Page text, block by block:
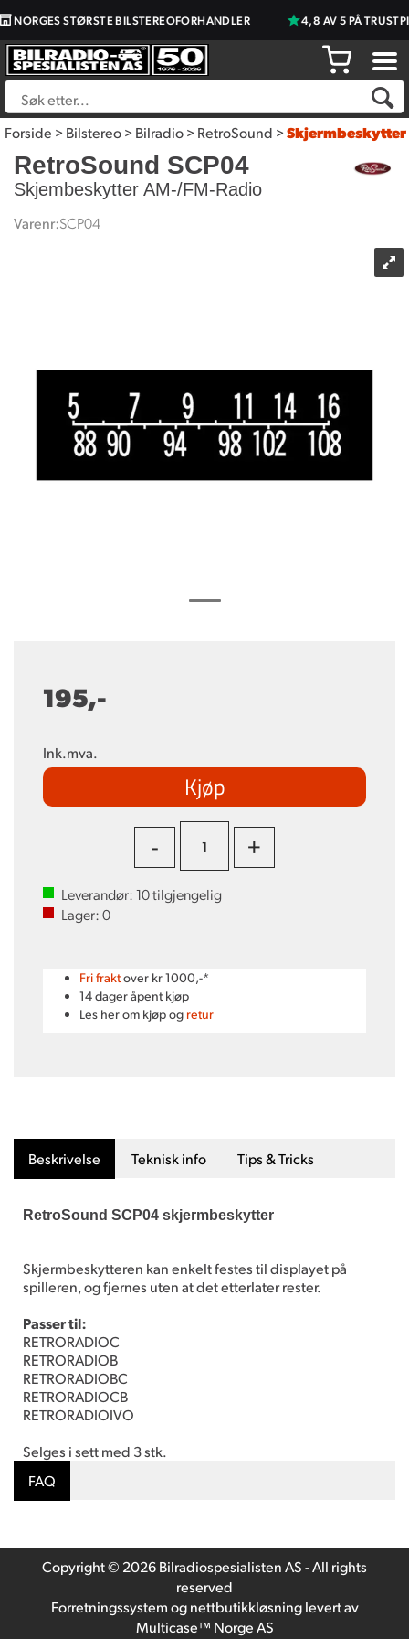
NORGES STØRSTE BILSTEREOFORHANDLER 4,8 AV 5 PÅ
Forside>Bilstereo>Bilradio>RetroSound>Skjermbeskytter
RetroSound SCP04
Skjembeskytter AM-/FM-Radio
Varenr:SCP04
195,-
Ink.mva.
Kjøp
- +
Leverandør:10tilgjengelig
Lager:0
Fri fraktover kr 1000,-*
14 dager åpent kjøp
Les her om kjøp og retur
Beskrivelse Teknisk info Tips & Tricks
RetroSound SCP04 skjermbeskytter
Skjermbeskytteren kan enkelt festes til displayet på
spilleren, og fjernes uten at det etterlater rester.
Passer til:
RETRORADIOC
RETRORADIOB
RETRORADIOBC
RETRORADIOCB
RETRORADIOIVO
Selges i sett med 3 stk.
FAQ
Copyright © 2026 Bilradiospesialisten AS - All rights
reserved
Forretningssystemognettbutikkløsninglevert av
Multicase™ Norge AS